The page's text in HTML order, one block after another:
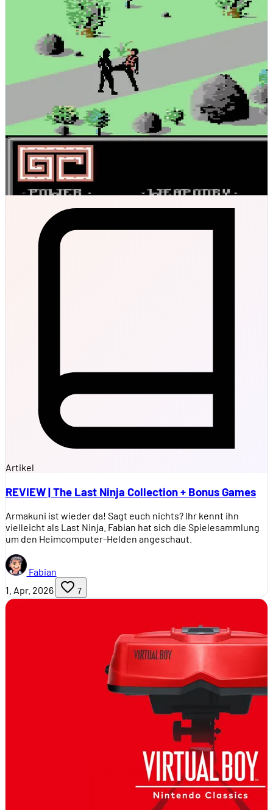
Artikel
REVIEW | The Last Ninja Collection + Bonus Games
Armakuni ist wieder da! Sagt euch nichts? Ihr kennt ihn
vielleicht als Last Ninja. Fabian hat sich die Spielesammlung
um den Heimcomputer-Helden angeschaut.
Fabian
1. Apr. 2026
7